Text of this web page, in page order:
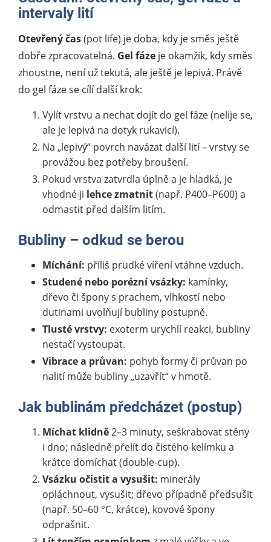
intervaly lití
Otevřený čas(pot life) je doba, kdy je směs ještě
dobře zpracovatelná. Gel fáze je okamžik, kdy směs
zhoustne, není už tekutá, ale ještě je lepivá. Právě
do gel fáze se cílí další krok:
Vylít vrstvu a nechat dojít do gel fáze (nelije se,
ale je lepivá na dotyk rukavicí).
Na „lepivý“ povrch navázat další lití – vrstvy se
provážou bez potřeby broušení.
Pokud vrstva zatvrdla úplně a je hladká, je
vhodné ji lehce zmatnit(např. P400–P600) a
odmastit před dalším litím.
Bubliny – odkud se berou
Míchání: příliš prudké víření vtáhne vzduch.
Studené nebo porézní vsázky: kamínky,
dřevo či špony s prachem, vlhkostí nebo
dutinami uvolňují bubliny postupně.
Tlusté vrstvy: exoterm urychlí reakci, bubliny
nestačí vystoupat.
Vibrace a průvan: pohyb formy či průvan po
nalití může bubliny „uzavřít“ v hmotě.
Jak bublinám předcházet (postup)
Míchat klidně2–3 minuty, seškrabovat stěny
i dno; následně přelít do čistého kelímku a
krátce domíchat (double-cup).
Vsázku očistit a vysušit: minerály
opláchnout, vysušit; dřevo případně předsušit
(např. 50–60 °C, krátce), kovové špony
odprašnit.